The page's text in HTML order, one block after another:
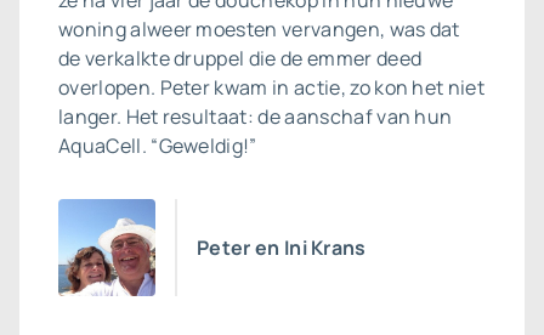
woning alweer moesten vervangen, was dat
de verkalkte druppel die de emmer deed
overlopen. Peter kwam in actie, zo kon het niet
langer. Het resultaat: de aanschaf van hun
AquaCell. “Geweldig!”
Peter en Ini Krans